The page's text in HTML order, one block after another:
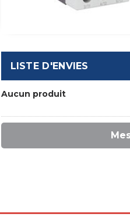
24VAC
€TTC
€HT
AU
Bobine LX1-D4
pour
LISTE D'ENVIES
Aucun produit